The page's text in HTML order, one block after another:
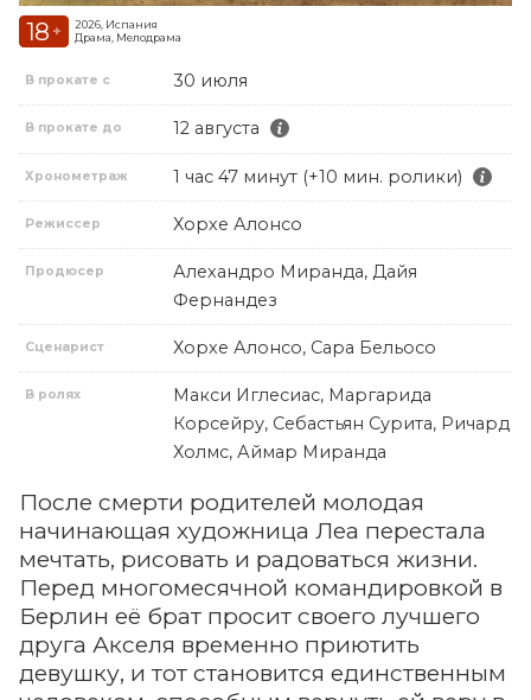
18 +
2026, Испания
Драма, Мелодрама
В прокате с 30 июля
В прокате до 12 августа
Хронометраж 1 час 47 минут (+10 мин. ролики)
Режиссер Хорхе Алонсо
Продюсер
Алехандро Миранда, Дайя
Фернандез
Сценарист Хорхе Алонсо, Сара Бельосо
В ролях
Макси Иглесиас, Маргарида
Корсейру, Себастьян Сурита, Ричард
Холмс, Аймар Миранда
После смерти родителей молодая
начинающая художница Леа перестала
мечтать, рисовать и радоваться жизни.
Перед многомесячной командировкой в
Берлин её брат просит своего лучшего
друга Акселя временно приютить
девушку, и тот становится единственным